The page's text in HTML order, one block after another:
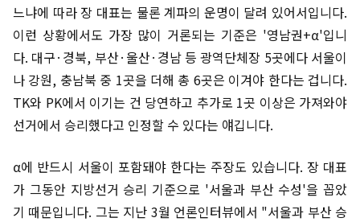
느냐에 따라 장 대표는 물론 계파의 운명이 달려 있어서입니다.
이런 상황에서도 가장 많이 거론되는 기준은 '영남권+α'입니
다. 대구·경북, 부산·울산·경남 등 광역단체장 5곳에다 서울이
나 강원, 충남북 중 1곳을 더해 총 6곳은 이겨야 한다는 겁니다.
TK와 PK에서 이기는 건 당연하고 추가로 1곳 이상은 가져와야
선거에서 승리했다고 인정할 수 있다는 얘깁니다.
α에 반드시 서울이 포함돼야 한다는 주장도 있습니다. 장 대표
가 그동안 지방선거 승리 기준으로 '서울과 부산 수성'을 꼽았
기 때문입니다. 그는 지난 3월 언론인터뷰에서 "서울과 부산 승